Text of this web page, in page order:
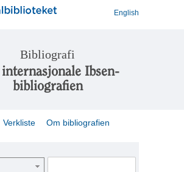
English
Bibliografi
Ibsen-
bibliografien
Verkliste Om bibliografien